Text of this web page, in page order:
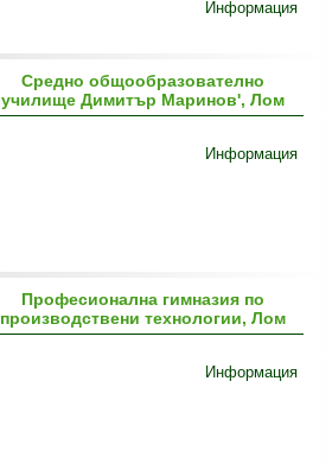
Информация
Средно общообразователно
училище Димитър Маринов', Лом
Информация
Професионална гимназия по
производствени технологии, Лом
Информация